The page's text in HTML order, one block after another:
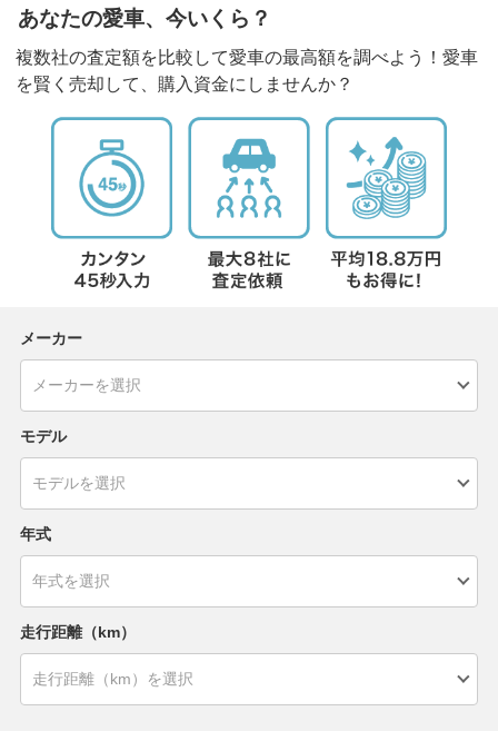
あなたの愛車、今いくら？
複数社の査定額を比較して愛車の最高額を調べよう！愛車
を賢く売却して、購入資金にしませんか？
メーカー
モデル
年式
走行距離（km）